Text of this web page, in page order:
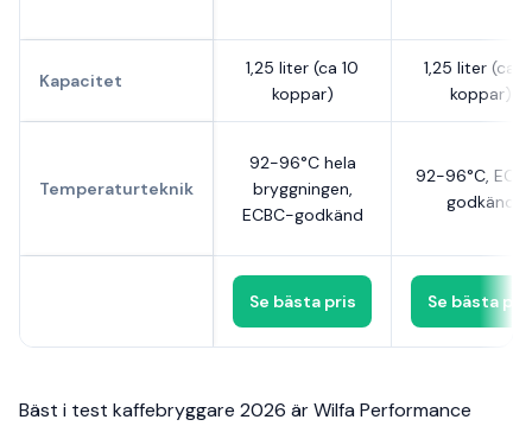
Kapacitet
1,25 liter (ca 10
koppar)
1,25 liter (ca
koppar)
Temperaturteknik
92-96°C hela
bryggningen,
ECBC-godkänd
92-96°C,
godkänd
Se bästa pris Se bästa
Bäst i test kaffebryggare 2026 är Wilfa Performance